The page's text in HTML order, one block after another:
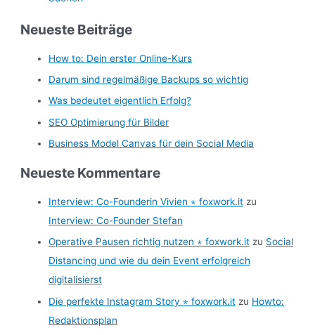
Neueste Beiträge
How to: Dein erster Online-Kurs
Darum sind regelmäßige Backups so wichtig
Was bedeutet eigentlich Erfolg?
SEO Optimierung für Bilder
Business Model Canvas für dein Social Media
Neueste Kommentare
Interview: Co-Founderin Vivien ⋆ foxwork.it zu
Interview: Co-Founder Stefan
Operative Pausen richtig nutzen ⋆ foxwork.it zu Social
Distancing und wie du dein Event erfolgreich
digitalisierst
Die perfekte Instagram Story ⋆ foxwork.it zu Howto:
Redaktionsplan